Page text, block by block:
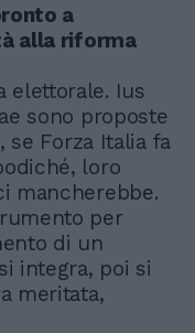
a
alla riforma
elettorale. Ius
sono proposte
Forza Italia fa
loro
mancherebbe.
per
di un
integra, poi si
meritata,